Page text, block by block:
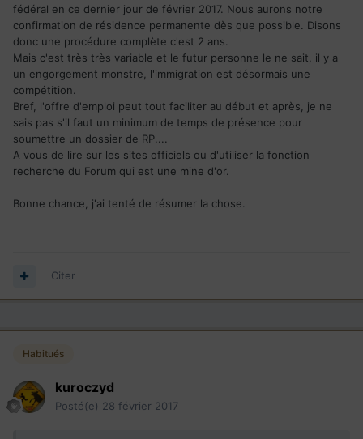
fédéral en ce dernier jour de février 2017. Nous aurons notre
confirmation de résidence permanente dès que possible. Disons
donc une procédure complète c'est 2 ans.
Mais c'est très très variable et le futur personne le ne sait, il y a
un engorgement monstre, l'immigration est désormais une
compétition.
Bref, l'offre d'emploi peut tout faciliter au début et après, je ne
sais pas s'il faut un minimum de temps de présence pour
soumettre un dossier de RP....
A vous de lire sur les sites officiels ou d'utiliser la fonction
recherche du Forum qui est une mine d'or.
Bonne chance, j'ai tenté de résumer la chose.
Citer
Habitués
kuroczyd
Posté(e) 28 février 2017